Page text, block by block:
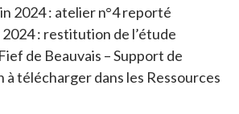
2024 : atelier n°4 reporté
2024 : restitution de l’étude
de Beauvais – Support de
télécharger dans les Ressources